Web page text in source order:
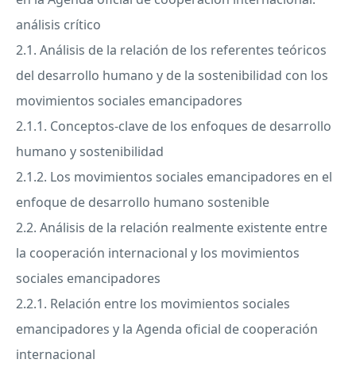
análisis crítico
2.1. Análisis de la relación de los referentes teóricos
del desarrollo humano y de la sostenibilidad con los
movimientos sociales emancipadores
2.1.1. Conceptos-clave de los enfoques de desarrollo
humano y sostenibilidad
2.1.2. Los movimientos sociales emancipadores en el
enfoque de desarrollo humano sostenible
2.2. Análisis de la relación realmente existente entre
la cooperación internacional y los movimientos
sociales emancipadores
2.2.1. Relación entre los movimientos sociales
emancipadores y la Agenda oficial de cooperación
internacional